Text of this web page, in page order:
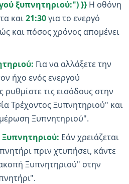
ξυπνητηριού:") }} Η οθόνη
και21:30για το ενεργό
και πόσος χρόνος απομένει
Για να αλλάξετε την
ήχο ενός ενεργού
τις εισόδους στην
Τρέχοντος Ξυπνητηριού" και
Ξυπνητηριού".
Εάν χρειάζεται
πριν χτυπήσει, κάντε
Ξυπνητηριού" στην